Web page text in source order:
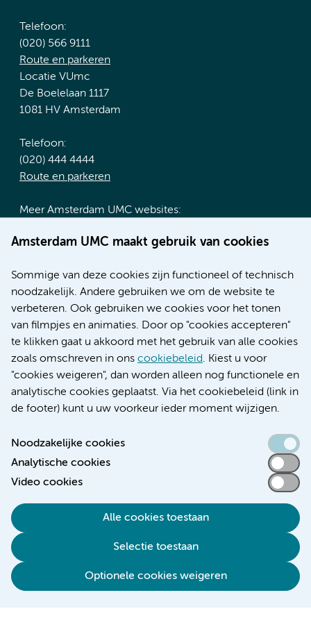
Amsterdam UMC maakt gebruik van cookies
Sommige van deze cookies zijn functioneel of technisch
noodzakelijk. Andere gebruiken we om de website te
verbeteren. Ook gebruiken we cookies voor het tonen
van filmpjes en animaties. Door op "cookies accepteren"
te klikken gaat u akkoord met het gebruik van alle cookies
zoals omschreven in ons cookiebeleid. Kiest u voor
"cookies weigeren", dan worden alleen nog functionele en
analytische cookies geplaatst. Via het cookiebeleid (link in
de footer) kunt u uw voorkeur ieder moment wijzigen.
Noodzakelijke cookies
Analytische cookies
Video cookies
Alle cookies toestaan
Selectie toestaan
Optionele cookies weigeren
Telefoon:
(020) 566 9111
Route en parkeren
Locatie VUmc
De Boelelaan 1117
1081 HV Amsterdam
Telefoon:
(020) 444 4444
Route en parkeren
Meer Amsterdam UMC websites:
Werken bij Amsterdam UMC
Nieuws
Research
Educatie locatie AMC
Educatie locatie VUmc
Verwijzen & diagnostiek
Toegankelijkheidsverklaring
Responsible disclosure